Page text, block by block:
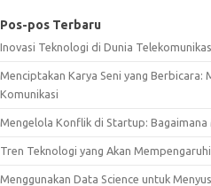
Pos-pos Terbaru
Inovasi Teknologi di Dunia
Menciptakan Karya Seni yang Berbicara:
Komunikasi
Mengelola Konflik di Startup: Bagaimana
Tren Teknologi yang Akan
Menggunakan Data Science untuk